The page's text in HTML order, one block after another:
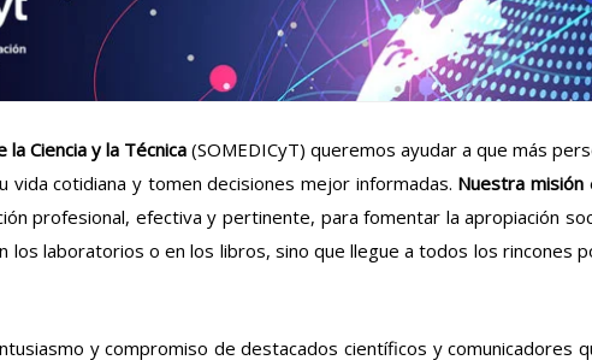
la Ciencia y la Técnica (SOMEDICyT) queremos ayudar a que más
vida cotidiana y tomen decisiones mejor informadas. Nuestra misión
profesional, efectiva y pertinente, para fomentar la apropiación
los laboratorios o en los libros, sino que llegue a todos los rincones
y compromiso de destacados científicos y comunicadores